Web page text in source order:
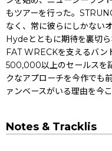
もツアーを行った。
なく、常に彼らにしかない
Hydeとともに期待を裏切
FAT WRECKを支えるバン
500,000以上のセールスを
クなアプローチを今作でも
ァンベースがいる理由を今
Notes & Tracklis